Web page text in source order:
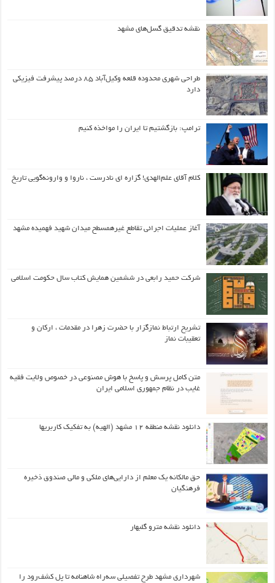
نقشه تدقیق گسل‌های مشهد
طراحی شهری محدوده قلعه وکیل‌آباد ۸۵ درصد پیشرفت فیزیکی
دارد
ترامپ: بازگشتیم تا ایران را مواخذه کنیم
کلام آقای علم‌الهدی! گزاره ای نادرست ، ناروا و وارونه‌گویی تاریخ
آغاز عملیات اجرائی تقاطع غیرهمسطح میدان شهید فهمیده مشهد
شرکت حمید رابعی در ششمین همایش کتاب سال حکومت اسلامی
تشریح ارتباط نمازگزار با حضرت زهرا در مقدمات ، ارکان و
تعقیبات نماز
متن کامل پرسش و پاسخ با هوش مصنوعی در خصوص ولایت فقیه
غایب در نظام جمهوری اسلامی ایران
دانلود نقشه منطقه ۱۲ مشهد (الهیه) به تفکیک کاربریها
حق مالکانه یک معلم از دارایی‌های ملکی و مالی صندوق ذخیره
فرهنگیان
دانلود نقشه مترو گلبهار
شهرداری مشهد طرح تفصیلی سه‌راه شاهنامه تا پل کشف‌رود را